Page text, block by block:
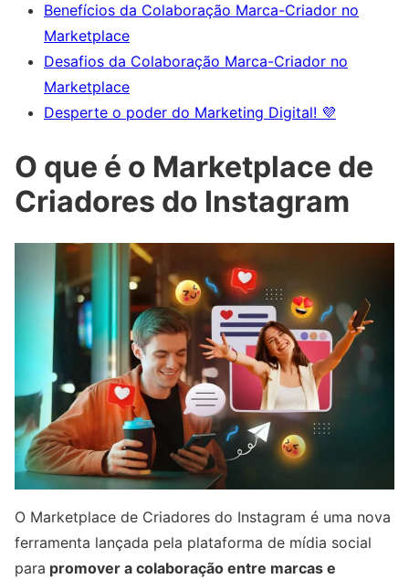
Benefícios da Colaboração Marca-Criador no
Marketplace
Desafios da Colaboração Marca-Criador no
Marketplace
Desperte o poder do Marketing Digital! 💜
O que é o Marketplace de
Criadores do Instagram
O Marketplace de Criadores do Instagram é uma nova
ferramenta lançada pela plataforma de mídia social
para promover a colaboração entre marcas e